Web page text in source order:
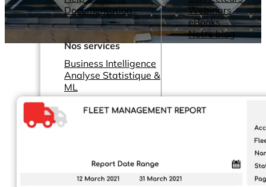
Documentation
Nos services
Business Intelligence
Analyse Statistique &
ML
Webinars
eBooks
Notre blog